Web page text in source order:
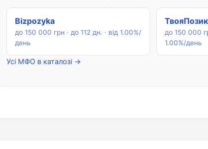
Bizpozyka
до 150 000 грн · до 112 дн. · від 1.00%/
день
до 150 000
1.00%/день
Усі МФО в каталозі →